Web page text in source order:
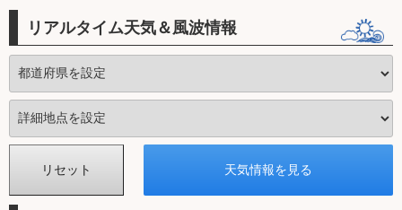
リアルタイム天気＆風波情報